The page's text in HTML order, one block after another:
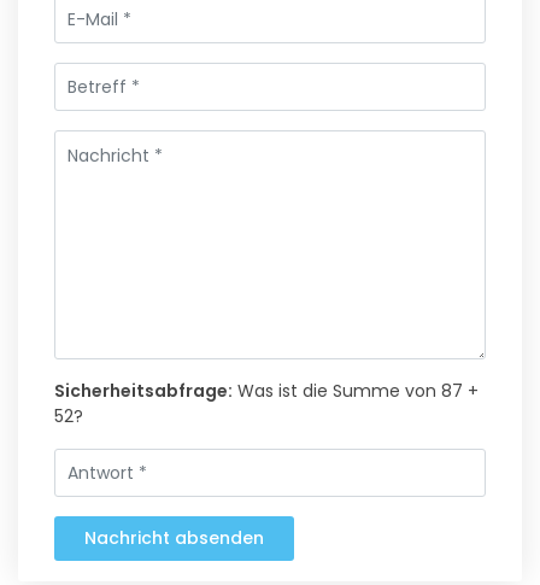
Sicherheitsabfrage: Was ist die Summe von 87 +
52?
Nachricht absenden